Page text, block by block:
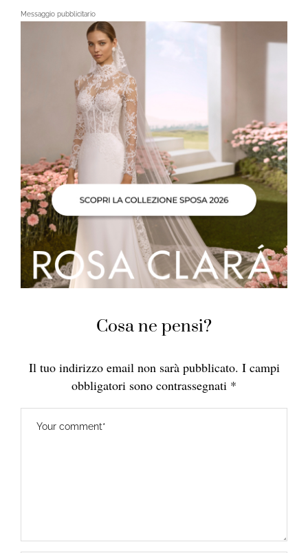
Messaggio pubblicitario
Cosa ne pensi?
Il tuo indirizzo email non sarà pubblicato. I campi
obbligatori sono contrassegnati *